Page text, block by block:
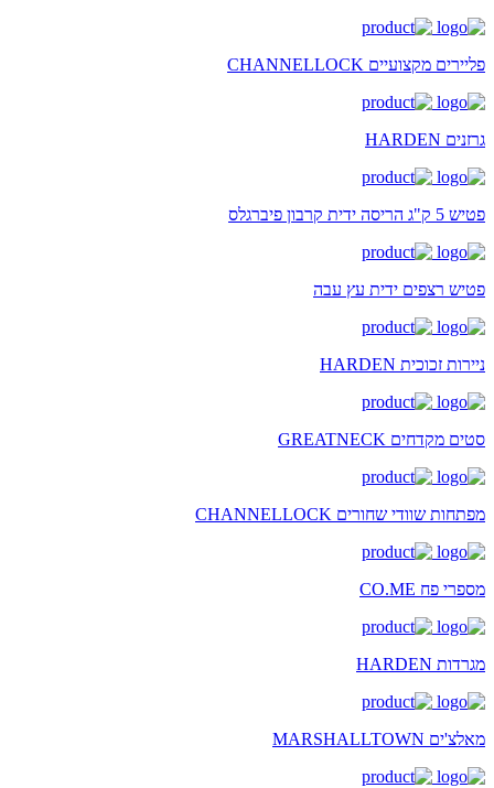
פליירים מקצועיים CHANNELLOCK
גרזנים HARDEN
פטיש 5 ק"ג הריסה ידית קרבון פיברגלס
פטיש רצפים ידית עץ עבה
ניירות זכוכית HARDEN
סטים מקדחים GREATNECK
מפתחות שוודי שחורים CHANNELLOCK
מספרי פח CO.ME
מגרדות HARDEN
מאלצ'ים MARSHALLTOWN